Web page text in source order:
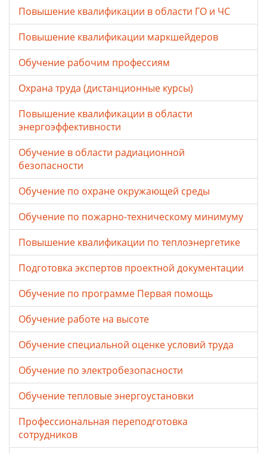
Повышение квалификации в области ГО и ЧС
Повышение квалификации маркшейдеров
Обучение рабочим профессиям
Охрана труда (дистанционные курсы)
Повышение квалификации в области
энергоэффективности
Обучение в области радиационной
безопасности
Обучение по охране окружающей среды
Обучение по пожарно-техническому минимуму
Повышение квалификации по теплоэнергетике
Подготовка экспертов проектной документации
Обучение по программе Первая помощь
Обучение работе на высоте
Обучение специальной оценке условий труда
Обучение по электробезопасности
Обучение тепловые энергоустановки
Профессиональная переподготовка
сотрудников